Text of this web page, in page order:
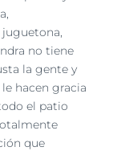
no tiene
la gente y
hacen gracia
el patio
que